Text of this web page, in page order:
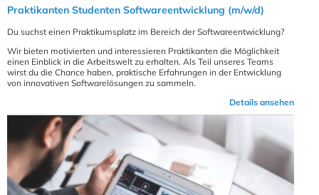
Praktikanten Studenten Softwareentwicklung (m/w/d)
Du suchst einen Praktikumsplatz im Bereich der Softwareentwicklung?
Wir bieten motivierten und interessieren Praktikanten die Möglichkeit
einen Einblick in die Arbeitswelt zu erhalten. Als Teil unseres Teams
wirst du die Chance haben, praktische Erfahrungen in der Entwicklung
von innovativen Softwarelösungen zu sammeln.
Details ansehen